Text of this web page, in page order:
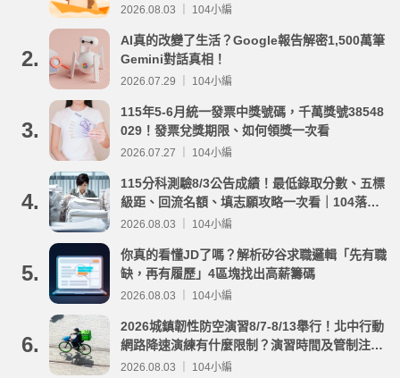
2026.08.03 ｜ 104小編
2.
AI真的改變了生活？Google報告解密1,500萬筆
Gemini對話真相！
2026.07.29 ｜ 104小編
3.
115年5-6月統一發票中獎號碼，千萬獎號38548
029！發票兌獎期限、如何領獎一次看
2026.07.27 ｜ 104小編
4.
115分科測驗8/3公告成績！最低錄取分數、五標
級距、回流名額、填志願攻略一次看｜104落點
分析
2026.08.03 ｜ 104小編
5.
你真的看懂JD了嗎？解析矽谷求職邏輯「先有職
缺，再有履歷」4區塊找出高薪籌碼
2026.08.03 ｜ 104小編
6.
2026城鎮韌性防空演習8/7-8/13舉行！北中行動
網路降速演練有什麼限制？演習時間及管制注意
事項整理
2026.08.03 ｜ 104小編